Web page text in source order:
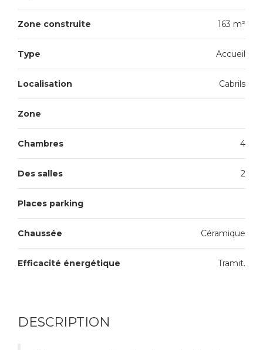
Zone construite 163 m²
Type Accueil
Localisation Cabrils
Zone
Chambres 4
Des salles 2
Places parking
Chaussée Céramique
Efficacité énergétique Tramit.
DESCRIPTION